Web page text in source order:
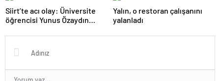
Siirt’te acı olay: Üniversite
öğrencisi Yunus Özaydın
Yalın, o restoran çalışanını
yalanladı